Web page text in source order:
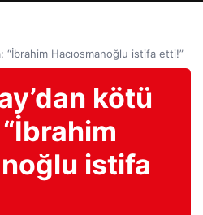
“İbrahim Hacıosmanoğlu istifa etti!”
kötü
istifa